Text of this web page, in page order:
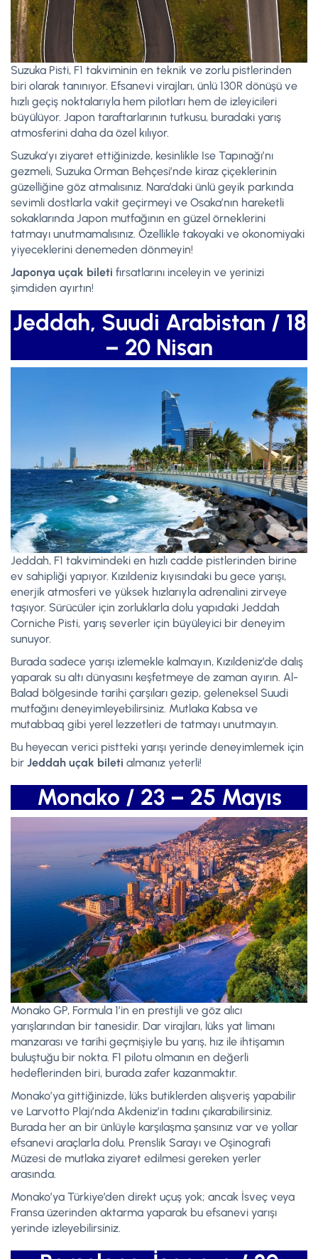
Suzuka Pisti, F1 takviminin en teknik ve zorlu pistlerinden
biri olarak tanınıyor. Efsanevi virajları, ünlü 130R dönüşü ve
hızlı geçiş noktalarıyla hem pilotları hem de izleyicileri
büyülüyor. Japon taraftarlarının tutkusu, buradaki yarış
atmosferini daha da özel kılıyor.
Suzuka’yı ziyaret ettiğinizde, kesinlikle Ise Tapınağı’nı
gezmeli, Suzuka Orman Behçesi’nde kiraz çiçeklerinin
güzelliğine göz atmalısınız. Nara’daki ünlü geyik parkında
sevimli dostlarla vakit geçirmeyi ve Osaka’nın hareketli
sokaklarında Japon mutfağının en güzel örneklerini
tatmayı unutmamalısınız. Özellikle takoyaki ve okonomiyaki
yiyeceklerini denemeden dönmeyin!
Japonya uçak bileti fırsatlarını inceleyin ve yerinizi
şimdiden ayırtın!
Jeddah, Suudi Arabistan / 18
– 20 Nisan
Jeddah, F1 takvimindeki en hızlı cadde pistlerinden birine
ev sahipliği yapıyor. Kızıldeniz kıyısındaki bu gece yarışı,
enerjik atmosferi ve yüksek hızlarıyla adrenalini zirveye
taşıyor. Sürücüler için zorluklarla dolu yapıdaki Jeddah
Corniche Pisti, yarış severler için büyüleyici bir deneyim
sunuyor.
Burada sadece yarışı izlemekle kalmayın, Kızıldeniz’de dalış
yaparak su altı dünyasını keşfetmeye de zaman ayırın. Al-
Balad bölgesinde tarihi çarşıları gezip, geleneksel Suudi
mutfağını deneyimleyebilirsiniz. Mutlaka Kabsa ve
mutabbaq gibi yerel lezzetleri de tatmayı unutmayın.
Bu heyecan verici pistteki yarışı yerinde deneyimlemek için
bir Jeddah uçak bileti almanız yeterli!
Monako / 23 – 25 Mayıs
Monako GP, Formula 1’in en prestijli ve göz alıcı
yarışlarından bir tanesidir. Dar virajları, lüks yat limanı
manzarası ve tarihi geçmişiyle bu yarış, hız ile ihtişamın
buluştuğu bir nokta. F1 pilotu olmanın en değerli
hedeflerinden biri, burada zafer kazanmaktır.
Monako’ya gittiğinizde, lüks butiklerden alışveriş yapabilir
ve Larvotto Plajı’nda Akdeniz’in tadını çıkarabilirsiniz.
Burada her an bir ünlüyle karşılaşma şansınız var ve yollar
efsanevi araçlarla dolu. Prenslik Sarayı ve Oşinografi
Müzesi de mutlaka ziyaret edilmesi gereken yerler
arasında.
Monako’ya Türkiye’den direkt uçuş yok; ancak İsveç veya
Fransa üzerinden aktarma yaparak bu efsanevi yarışı
yerinde izleyebilirsiniz.